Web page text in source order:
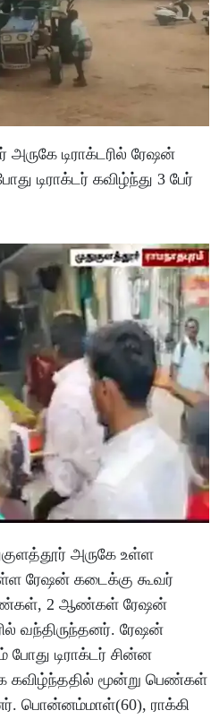
அருகே டிராக்டரில் ரேஷன்
டிராக்டர் கவிழ்ந்து 3 பேர்
அருகே உள்ள
ரேஷன் கடைக்கு கூவர்
2 ஆண்கள் ரேஷன்
வந்திருந்தனர். ரேஷன்
போது டிராக்டர் சின்ன
கவிழ்ந்ததில் மூன்று பெண்கள்
பொன்னம்மாள்(60), ராக்கி